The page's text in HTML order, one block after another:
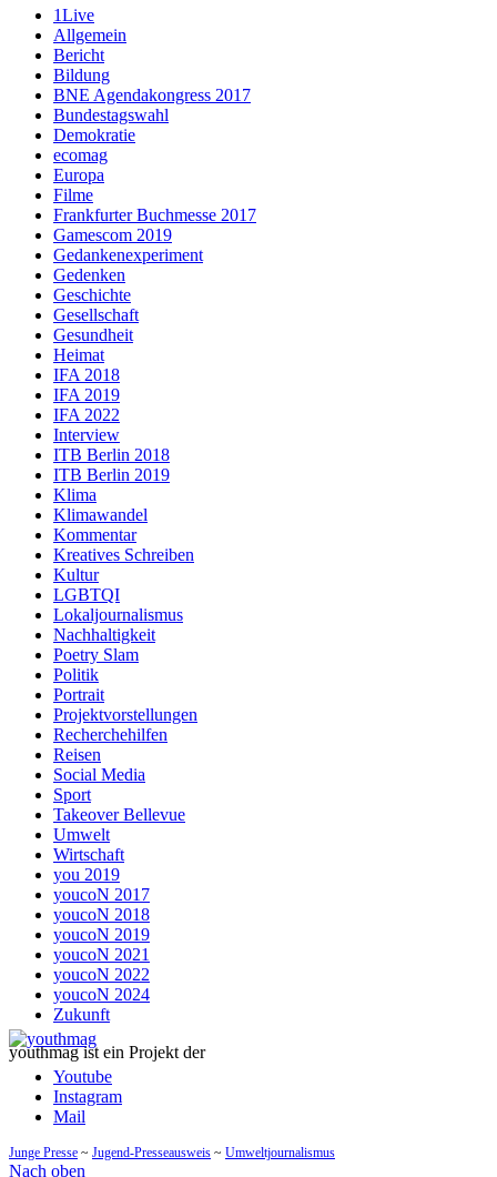
1Live
Allgemein
Bericht
Bildung
BNE Agendakongress 2017
Bundestagswahl
Demokratie
ecomag
Europa
Filme
Frankfurter Buchmesse 2017
Gamescom 2019
Gedankenexperiment
Gedenken
Geschichte
Gesellschaft
Gesundheit
Heimat
IFA 2018
IFA 2019
IFA 2022
Interview
ITB Berlin 2018
ITB Berlin 2019
Klima
Klimawandel
Kommentar
Kreatives Schreiben
Kultur
LGBTQI
Lokaljournalismus
Nachhaltigkeit
Poetry Slam
Politik
Portrait
Projektvorstellungen
Recherchehilfen
Reisen
Social Media
Sport
Takeover Bellevue
Umwelt
Wirtschaft
you 2019
youcoN 2017
youcoN 2018
youcoN 2019
youcoN 2021
youcoN 2022
youcoN 2024
Zukunft
youthmag ist ein Projekt der
Youtube
Instagram
Mail
Junge Presse ~ Jugend-Presseausweis ~ Umweltjournalismus
Nach oben